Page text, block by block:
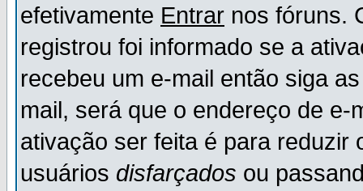
efetivamente Entrar nos fóruns.
registrou foi informado se a
recebeu um e-mail então siga
mail, será que o endereço de
ativação ser feita é para reduzir
usuários disfarçados ou